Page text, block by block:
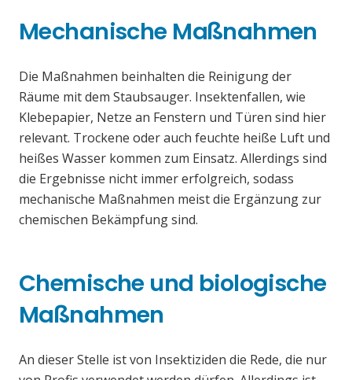
Mechanische Maßnahmen
Die Maßnahmen beinhalten die Reinigung der
Räume mit dem Staubsauger. Insektenfallen, wie
Klebepapier, Netze an Fenstern und Türen sind hier
relevant. Trockene oder auch feuchte heiße Luft und
heißes Wasser kommen zum Einsatz. Allerdings sind
die Ergebnisse nicht immer erfolgreich, sodass
mechanische Maßnahmen meist die Ergänzung zur
chemischen Bekämpfung sind.
Chemische und biologische
Maßnahmen
An dieser Stelle ist von Insektiziden die Rede, die nur